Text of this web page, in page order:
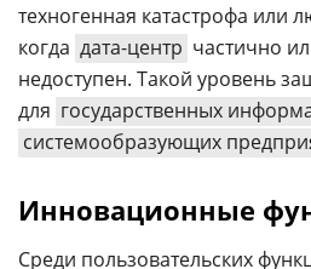
техногенная катастрофа или
когда дата-центр частично
недоступен. Такой уровень
для государственных
системообразующих
Инновационные
Среди пользовательских